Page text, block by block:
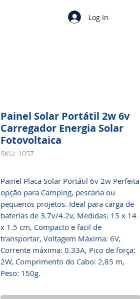
Log In
Painel Solar Portátil 2w 6v
Carregador Energia Solar
Fotovoltaica
SKU: 1057
Painel Placa Solar Portátil 6v 2w Perfeita
opção para Camping, pescaria ou
pequenos projetos. Ideal para carga de
baterias de 3.7v/4.2v, Medidas: 15 x 14
x 1.5 cm, Compacto e facil de
transportar, Voltagem Máxima: 6V,
Corrente máxima: 0.33A, Pico de força:
2W, Comprimento do Cabo: 2,85 m,
Peso: 150g.